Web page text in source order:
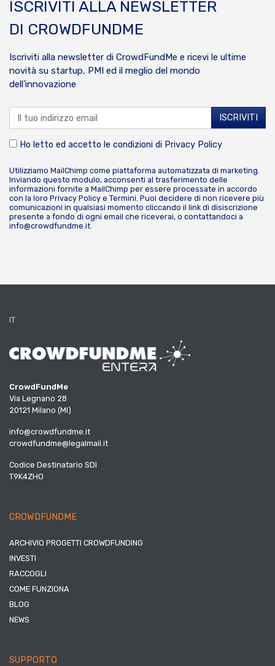
ISCRIVITI ALLA NEWSLETTER
DI CROWDFUNDME
Iscriviti alla newsletter di CrowdFundMe e ricevi le ultime
novità su startup, PMI ed il meglio del mondo
dell’innovazione
Ho letto ed accetto le condizioni di Privacy Policy
Utilizziamo MailChimp come piattaforma automatizzata di marketing.
Inviando questo modulo, acconsenti al trasferimento delle
informazioni fornite a MailChimp per essere processate in accordo
con la loro Privacy Policy e Termini . Puoi decidere di non ricevere più
comunicazioni in qualsiasi momento cliccando il link di disiscrizione
presente a fondo di ogni email che riceverai, o contattandoci a
info@crowdfundme.it
IT
CrowdFundMe
Via Legnano 28
20121 Milano (MI)
info@crowdfundme.it
crowdfundme@legalmail.it
Codice Destinatario SDI
T9K4ZHO
CROWDFUNDME
ARCHIVIO PROGETTI CROWDFUNDING
INVESTI
RACCOGLI
COME FUNZIONA
BLOG
NEWS
SUPPORTO